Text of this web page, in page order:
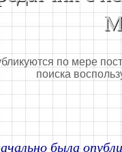
по мере
поиска
была